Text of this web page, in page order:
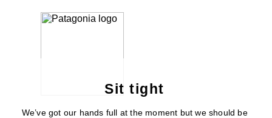
Sit tight
We’ve got our hands full at the moment but we should be